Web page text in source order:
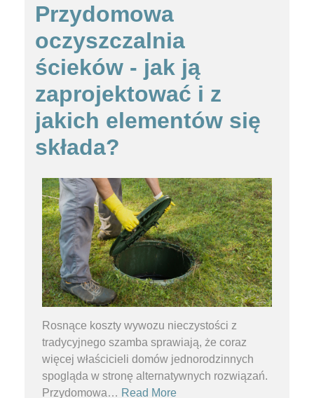
Przydomowa
oczyszczalnia
ścieków - jak ją
zaprojektować i z
jakich elementów się
składa?
Rosnące koszty wywozu nieczystości z
tradycyjnego szamba sprawiają, że coraz
więcej właścicieli domów jednorodzinnych
spogląda w stronę alternatywnych rozwiązań.
Przydomowa… Read More